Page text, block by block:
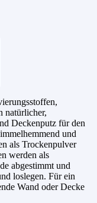
natürlicher,
Deckenputz für den
und
als Trockenpulver
werden als
abgestimmt und
loslegen. Für ein
Wand oder Decke